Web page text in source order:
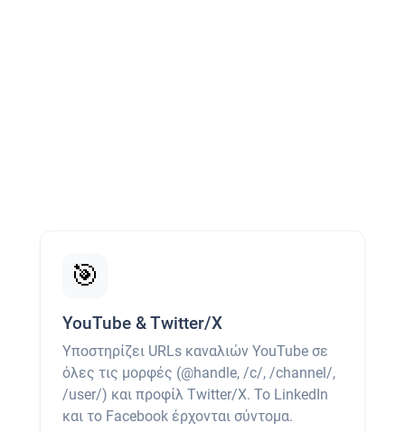
🎯
YouTube & Twitter/X
Υποστηρίζει URLs καναλιών YouTube σε
όλες τις μορφές (@handle, /c/, /channel/,
/user/) και προφίλ Twitter/X. Το LinkedIn
και το Facebook έρχονται σύντομα.